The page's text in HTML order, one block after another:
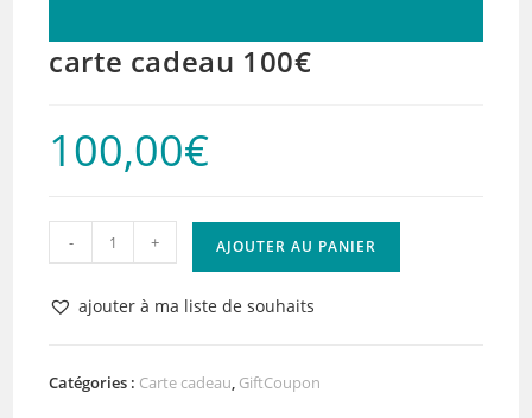
carte cadeau 100€
100,00€
quantité
de
carte
cadeau
- + AJOUTER AU PANIER
ajouter à ma liste de souhaits
Catégories : Carte cadeau, GiftCoupon